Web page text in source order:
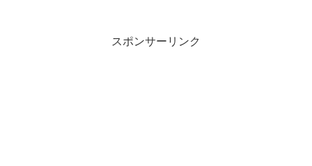
スポンサーリンク